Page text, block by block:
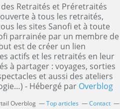
Retraités et Préretraités
à tous les retraités,
les sites Sanofi et à toute
parrainée par un membre de
est de créer un lien
actifs et les retraités en leur
à partager : voyages, sorties
et aussi des ateliers
- Hébergé par Overblog
Overblog Top articles
Contact